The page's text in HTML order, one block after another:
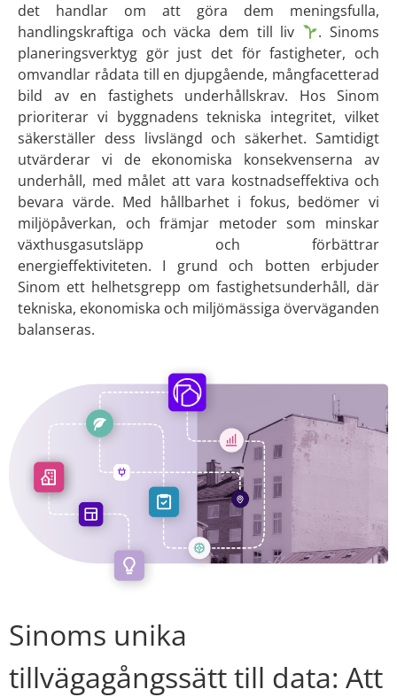
det handlar om att göra dem meningsfulla,
handlingskraftiga och väcka dem till liv
. Sinoms
planeringsverktyg gör just det för fastigheter, och
omvandlar rådata till en djupgående, mångfacetterad
bild av en fastighets underhållskrav. Hos Sinom
prioriterar vi byggnadens tekniska integritet, vilket
säkerställer dess livslängd och säkerhet. Samtidigt
utvärderar vi de ekonomiska konsekvenserna av
underhåll, med målet att vara kostnadseffektiva och
bevara värde. Med hållbarhet i fokus, bedömer vi
miljöpåverkan, och främjar metoder som minskar
växthusgasutsläpp och förbättrar
energieffektiviteten. I grund och botten erbjuder
Sinom ett helhetsgrepp om fastighetsunderhåll, där
tekniska, ekonomiska och miljömässiga överväganden
balanseras.
Sinoms unika
tillvägagångssätt till data: Att